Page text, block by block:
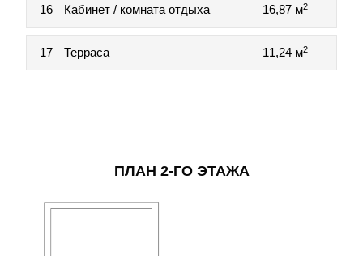
16 Кабинет / комната отдыха 16,87 м2
17 Терраса 11,24 м2
ПЛАН 2-ГО ЭТАЖА